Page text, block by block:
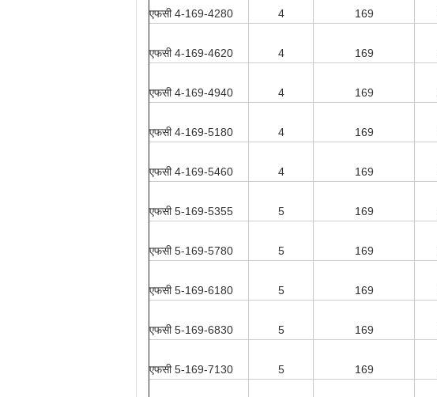
एफसी 4-169-4280 4 169
एफसी 4-169-4620 4 169
एफसी 4-169-4940 4 169
एफसी 4-169-5180 4 169
एफसी 4-169-5460 4 169
एफसी 5-169-5355 5 169
एफसी 5-169-5780 5 169
एफसी 5-169-6180 5 169
एफसी 5-169-6830 5 169
एफसी 5-169-7130 5 169